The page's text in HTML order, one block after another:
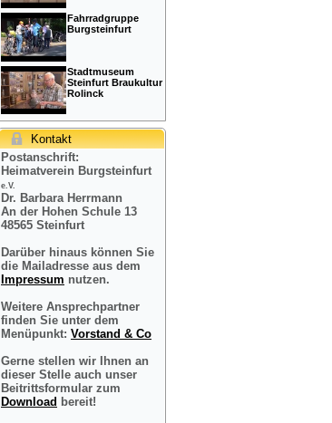
Fahrradgruppe
Burgsteinfurt
Stadtmuseum
Steinfurt Braukultur
Rolinck
Kontakt
Postanschrift:
Heimatverein Burgsteinfurt
e.V.
Dr. Barbara Herrmann
An der Hohen Schule 13
48565 Steinfurt
Darüber hinaus können Sie
die Mailadresse aus dem
Impressum nutzen.
Weitere Ansprechpartner
finden Sie unter dem
Menüpunkt: Vorstand & Co
Gerne stellen wir Ihnen an
dieser Stelle auch unser
Beitrittsformular zum
Download bereit!